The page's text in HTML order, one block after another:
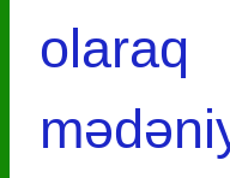
olaraq